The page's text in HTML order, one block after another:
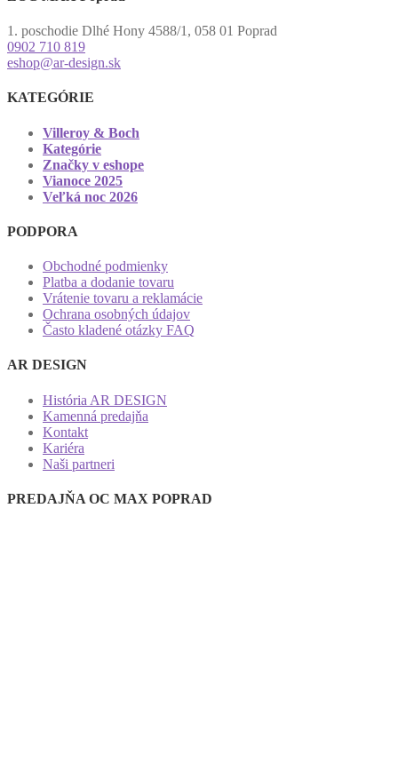
1. poschodie Dlhé Hony 4588/1, 058 01 Poprad
0902 710 819
eshop@ar-design.sk
KATEGÓRIE
Villeroy & Boch
Kategórie
Značky v eshope
Vianoce 2025
Veľká noc 2026
PODPORA
Obchodné podmienky
Platba a dodanie tovaru
Vrátenie tovaru a reklamácie
Ochrana osobných údajov
Často kladené otázky FAQ
AR DESIGN
História AR DESIGN
Kamenná predajňa
Kontakt
Kariéra
Naši partneri
PREDAJŇA OC MAX POPRAD